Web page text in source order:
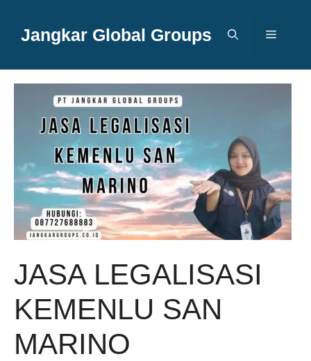
Jangkar Global Groups Menu
JASA LEGALISASI
KEMENLU SAN
MARINO